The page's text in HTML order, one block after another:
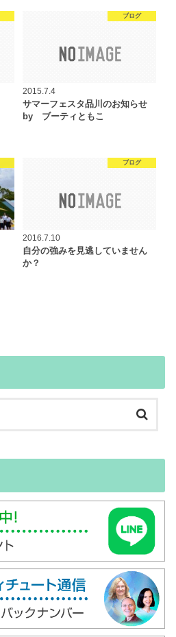
ブログ
2015.7.4
サマーフェスタ品川のお知らせ
by ブーティともこ
ブログ
2016.7.10
自分の強みを見逃していません
か？